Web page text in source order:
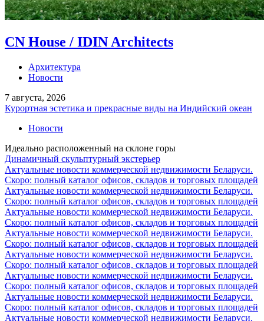
CN House / IDIN Architects
Архитектура
Новости
7 августа, 2026
Курортная эстетика и прекрасные виды на Индийский океан
Новости
Идеально расположенный на склоне горы
Динамичный скульптурный экстерьер
Актуальные новости коммерческой недвижимости Беларуси.
Скоро: полный каталог офисов, складов и торговых площадей
Актуальные новости коммерческой недвижимости Беларуси.
Скоро: полный каталог офисов, складов и торговых площадей
Актуальные новости коммерческой недвижимости Беларуси.
Скоро: полный каталог офисов, складов и торговых площадей
Актуальные новости коммерческой недвижимости Беларуси.
Скоро: полный каталог офисов, складов и торговых площадей
Актуальные новости коммерческой недвижимости Беларуси.
Скоро: полный каталог офисов, складов и торговых площадей
Актуальные новости коммерческой недвижимости Беларуси.
Скоро: полный каталог офисов, складов и торговых площадей
Актуальные новости коммерческой недвижимости Беларуси.
Скоро: полный каталог офисов, складов и торговых площадей
Актуальные новости коммерческой недвижимости Беларуси.